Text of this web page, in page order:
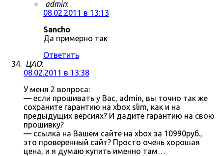
admin:
08.02.2011 в 13:13
Sancho
Да примерно так
Ответить
ЦАО:
08.02.2011 в 13:38
У меня 2 вопроса:
— если прошивать у Вас, admin, вы точно так же
сохраните гарантию на xbox slim, как и на
предыдущих версиях? И дадите гарантию на свою
прошивку?
— ссылка на Вашем сайте на xbox за 10990руб.,
это проверенный сайт? Просто очень хорошая
цена, и я думаю купить именно там…